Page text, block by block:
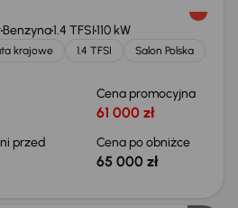
Benzyna1.4 TFSI110 kW
krajowe 1.4 TFSI
Salon Polska
Cena promocyjna
61 000 zł
przed
Cena po obniżce
65 000 zł